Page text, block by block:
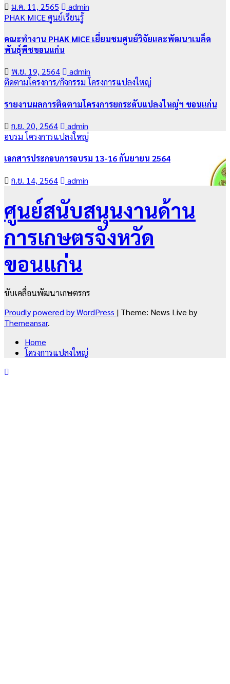
ม.ค. 11, 2565
admin
PHAK MICEศูนย์เรียนรู้
คณะทำงาน PHAK MICE เยี่ยมชมศูนย์วิจัยและพัฒนาเมล็ด
พันธุ์พืชขอนแก่น
พ.ย. 19, 2564
admin
ติดตามโครงการ/กิจกรรม โครงการแปลงใหญ่
รายงานผลการติดตามโครงการยกระดับแปลงใหญ่ฯ ขอนแก่น
ก.ย. 20, 2564
admin
อบรม โครงการแปลงใหญ่
เอกสารประกอบการอบรม 13-16 กันยายน 2564
ก.ย. 14, 2564 admin
ศูนย์สนับสนุนงานด้าน
การเกษตรจังหวัด
ขอนแก่น
ขับเคลื่อนพัฒนาเกษตรกร
Proudly powered by WordPress | Theme: News Live by
Themeansar.
Home
โครงการแปลงใหญ่